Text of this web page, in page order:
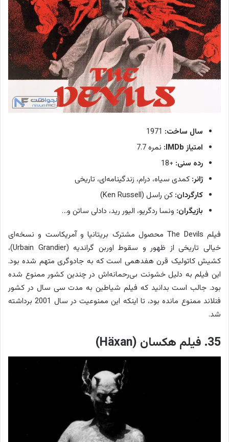
سال ساخت:
امتیاز IMDb:
نمره 7.7
رده سنی: +18
ژانر: کمدی سیاه، درام، زندگینامه‌ای، تاریخی
کارگردان: کن راسل (Ken Russell)
بازیگران: ونسا ردگریو، الیور رید، دادلی ساتن و…
فیلم The Devils محصول مشترک بریتانیا و آمریکاست و نسخه‌ای
خیالی تاریخی از ظهور و سقوط اوربن گراندیه (Urbain Grandier)،
کشیش کاتولیک قرن هفدهمی است که به جادوگری متهم شده بود.
این فیلم به دلیل خشونت بی‌رحمانه‌اش در چندین کشور ممنوع شده
بود. جالب است بدانید که فیلم شیاطین به مدت سی سال در کشور
فنلاند ممنوع مانده بود، تا اینکه این ممنوعیت در سال 2001 برداشته
شد.
35. فیلم هکسان (Häxan)